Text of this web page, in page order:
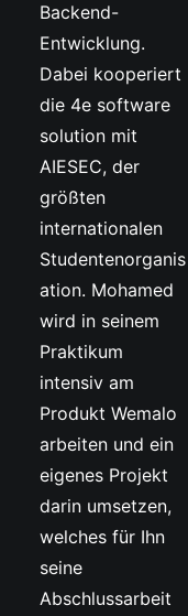
Backend-
Entwicklung.
Dabei kooperiert
die 4e software
solution mit
AIESEC, der
größten
internationalen
Studentenorganis
ation. Mohamed
wird in seinem
Praktikum
intensiv am
Produkt Wemalo
arbeiten und ein
eigenes Projekt
darin umsetzen,
welches für Ihn
seine
Abschlussarbeit